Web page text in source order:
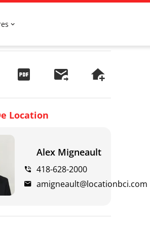
Location
Alex Migneault
418-628-2000
amigneault@locationbci.com